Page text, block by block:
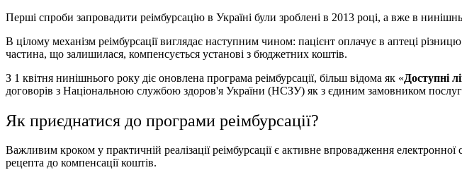
Перші спроби запровадити реімбурсацію в Україні були зроблені в 2013 році, а вже в
В цілому механізм реімбурсації виглядає наступним чином: пацієнт оплачує в аптеці
частина, що залишилася, компенсується установі з бюджетних коштів.
З 1 квітня нинішнього року діє оновлена ​​програма реімбурсації, більш відома як «Доступні
договорів з Національною службою здоров'я України (НСЗУ) як з єдиним замовником
Як приєднатися до програми реімбурсації?
Важливим кроком у практичній реалізації реімбурсації є активне впровадження електронної
рецепта до компенсації коштів.